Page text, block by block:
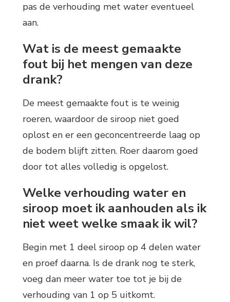
pas de verhouding met water eventueel
aan.
Wat is de meest gemaakte
fout bij het mengen van deze
drank?
De meest gemaakte fout is te weinig
roeren, waardoor de siroop niet goed
oplost en er een geconcentreerde laag op
de bodem blijft zitten. Roer daarom goed
door tot alles volledig is opgelost.
Welke verhouding water en
siroop moet ik aanhouden als ik
niet weet welke smaak ik wil?
Begin met 1 deel siroop op 4 delen water
en proef daarna. Is de drank nog te sterk,
voeg dan meer water toe tot je bij de
verhouding van 1 op 5 uitkomt.